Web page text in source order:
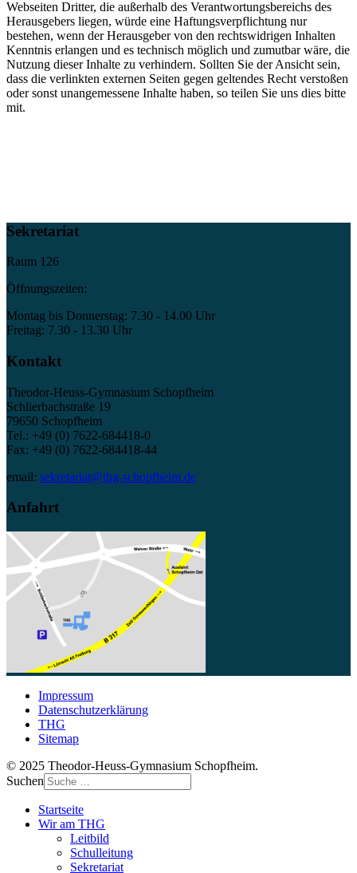
Webseiten Dritter, die außerhalb des Verantwortungsbereichs des
Herausgebers liegen, würde eine Haftungsverpflichtung nur
bestehen, wenn der Herausgeber von den rechtswidrigen Inhalten
Kenntnis erlangen und es technisch möglich und zumutbar wäre, die
Nutzung dieser Inhalte zu verhindern. Sollten Sie der Ansicht sein,
dass die verlinkten externen Seiten gegen geltendes Recht verstoßen
oder sonst unangemessene Inhalte haben, so teilen Sie uns dies bitte
mit.
Sekretariat
Raum 126
Öffnungszeiten:
Montag bis Donnerstag: 7.30 - 14.00 Uhr
Freitag: 7.30 - 13.30 Uhr
Kontakt
Theodor-Heuss-Gymnasium Schopfheim
Schlierbachstraße 19
79650 Schopfheim
Tel.: +49 (0) 7622-684418-0
Fax: +49 (0) 7622-684418-44
email: sekretariat@thg-schopfheim.de
Anfahrt
Impressum
Datenschutzerklärung
THG
Sitemap
© 2025 Theodor-Heuss-Gymnasium Schopfheim.
Suchen
Startseite
Wir am THG
Leitbild
Schulleitung
Sekretariat